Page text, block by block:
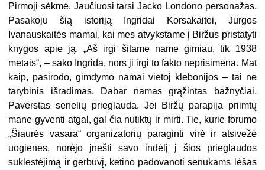
Pirmoji sėkmė. Jaučiuosi tarsi Jacko Londono personažas.
Pasakoju šią istoriją Ingridai Korsakaitei, Jurgos
Ivanauskaitės mamai, kai mes atvykstame į Biržus pristatyti
knygos apie ją. „Aš irgi šitame name gimiau, tik 1938
metais“, – sako Ingrida, nors ji irgi to fakto neprisimena. Mat
kaip, pasirodo, gimdymo namai vietoj klebonijos – tai ne
tarybinis išradimas. Dabar namas grąžintas bažnyčiai.
Paverstas senelių prieglauda. Jei Biržų parapija priimtų
mane gyventi atgal, gal čia nutiktų ir mirti. Tie, kurie forumo
„Šiaurės vasara“ organizatorių paraginti virė ir atsivežė
uogienės, norėjo įnešti savo indėlį į šios prieglaudos
suklestėjimą ir gerbūvį, ketino padovanoti senukams lėšas